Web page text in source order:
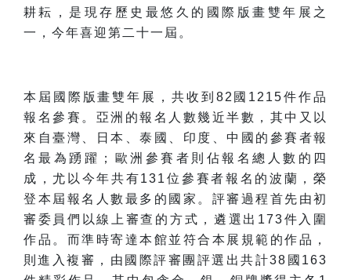
耕耘，是現存歷史最悠久的國際版畫雙年展之
一，今年喜迎第二十一屆。
本屆國際版畫雙年展，共收到82國1215件作品
報名參賽。亞洲的報名人數幾近半數，其中又以
來自臺灣、日本、泰國、印度、中國的參賽者報
名最為踴躍；歐洲參賽者則佔報名總人數的四
成，尤以今年共有131位參賽者報名的波蘭，榮
登本屆報名人數最多的國家。評審過程首先由初
審委員們以線上審查的方式，遴選出173件入圍
作品。而準時寄達本館並符合本展規範的作品，
則進入複審，由國際評審團評選出共計38國163